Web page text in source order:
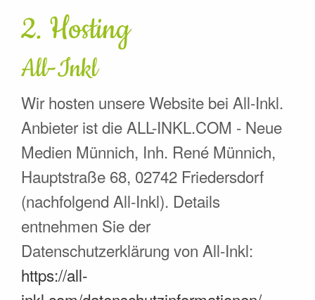
2. Hosting
All-Inkl
Wir hosten unsere Website bei All-Inkl.
Anbieter ist die ALL-INKL.COM - Neue
Medien Münnich, Inh. René Münnich,
Hauptstraße 68, 02742 Friedersdorf
(nachfolgend All-Inkl). Details
entnehmen Sie der
Datenschutzerklärung von All-Inkl:
https://all-